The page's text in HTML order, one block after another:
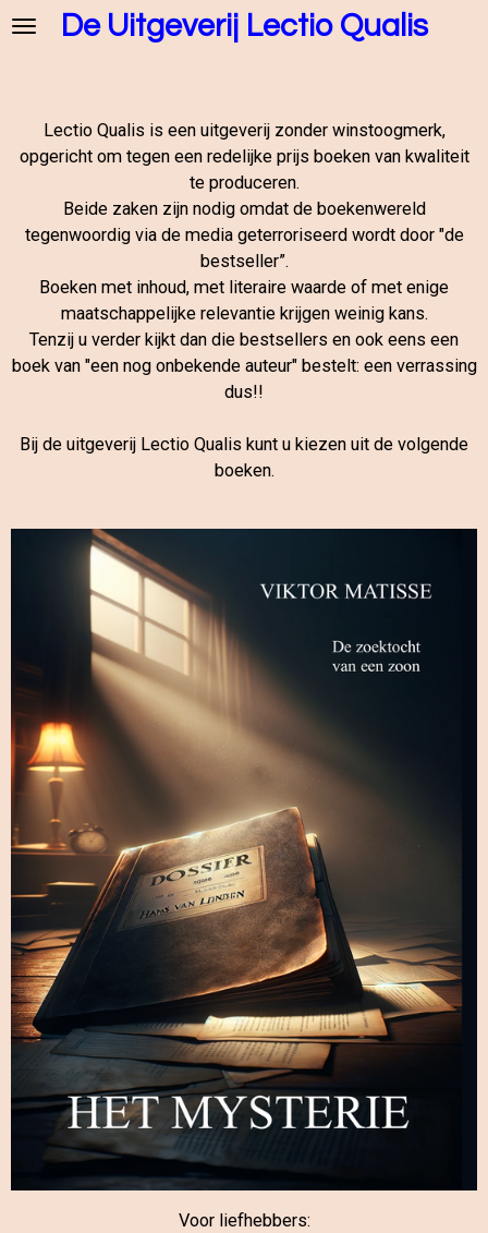
Ga
hoofdinhoud
De Uitgeverij Lectio Qualis
Lectio Qualis is een uitgeverij zonder winstoogmerk,
opgericht om tegen een redelijke prijs boeken van kwaliteit
te produceren.
Beide zaken zijn nodig omdat de boekenwereld
tegenwoordig via de media geterroriseerd wordt door "de
bestseller”.
Boeken met inhoud, met literaire waarde of met enige
maatschappelijke relevantie krijgen weinig kans.
Tenzij u verder kijkt dan die bestsellers en ook eens een
boek van "een nog onbekende auteur" bestelt: een verrassing
dus!!
Bij de uitgeverij Lectio Qualis kunt u kiezen uit de volgende
boeken.
Voor liefhebbers: